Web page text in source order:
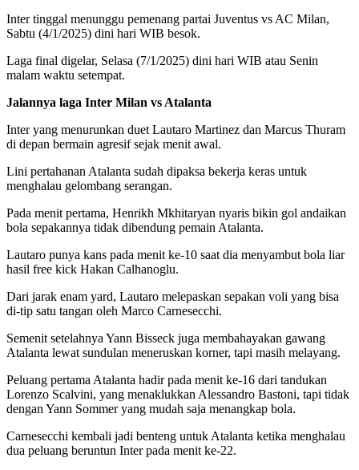
Inter tinggal menunggu pemenang partai Juventus vs AC Milan,
Sabtu (4/1/2025) dini hari WIB besok.
Laga final digelar, Selasa (7/1/2025) dini hari WIB atau Senin
malam waktu setempat.
Jalannya laga Inter Milan vs Atalanta
Inter yang menurunkan duet Lautaro Martinez dan Marcus Thuram
di depan bermain agresif sejak menit awal.
Lini pertahanan Atalanta sudah dipaksa bekerja keras untuk
menghalau gelombang serangan.
Pada menit pertama, Henrikh Mkhitaryan nyaris bikin gol andaikan
bola sepakannya tidak dibendung pemain Atalanta.
Lautaro punya kans pada menit ke-10 saat dia menyambut bola liar
hasil free kick Hakan Calhanoglu.
Dari jarak enam yard, Lautaro melepaskan sepakan voli yang bisa
di-tip satu tangan oleh Marco Carnesecchi.
Semenit setelahnya Yann Bisseck juga membahayakan gawang
Atalanta lewat sundulan meneruskan korner, tapi masih melayang.
Peluang pertama Atalanta hadir pada menit ke-16 dari tandukan
Lorenzo Scalvini, yang menaklukkan Alessandro Bastoni, tapi tidak
dengan Yann Sommer yang mudah saja menangkap bola.
Carnesecchi kembali jadi benteng untuk Atalanta ketika menghalau
dua peluang beruntun Inter pada menit ke-22.